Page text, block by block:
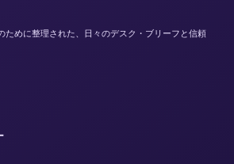
ために整理された、日々のデスク・ブリーフと信頼